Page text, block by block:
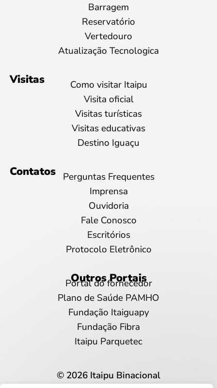
Barragem
Reservatório
Vertedouro
Atualização Tecnologica
Visitas
Como visitar Itaipu
Visita oficial
Visitas turísticas
Visitas educativas
Destino Iguaçu
Contatos
Perguntas Frequentes
Imprensa
Ouvidoria
Fale Conosco
Escritórios
Protocolo Eletrônico
Outros Portais
Portal do fornecedor
Plano de Saúde PAMHO
Fundação Itaiguapy
Fundação Fibra
Itaipu Parquetec
© 2026 Itaipu Binacional